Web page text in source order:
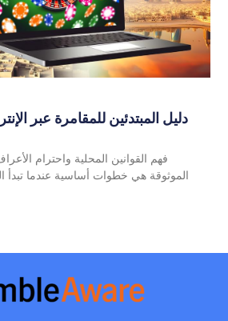
دليل المبتدئين للمقامرة عبر
فهم القوانين المحلية واحترام
الموثوقة هي خطوات أساسية عندما تبدأ